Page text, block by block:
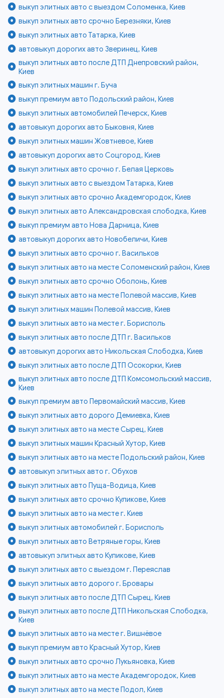
выкуп элитных авто с выездом Соломенка, Киев
выкуп элитных авто срочно Березняки, Киев
выкуп элитных авто Татарка, Киев
автовыкуп дорогих авто Зверинец, Киев
выкуп элитных авто после ДТП Днепровский район,
Киев
выкуп элитных машин г. Буча
выкуп премиум авто Подольский район, Киев
выкуп элитных автомобилей Печерск, Киев
автовыкуп дорогих авто Быковня, Киев
выкуп элитных машин Жовтневое, Киев
автовыкуп дорогих авто Соцгород, Киев
выкуп элитных авто срочно г. Белая Церковь
выкуп элитных авто с выездом Татарка, Киев
выкуп элитных авто срочно Академгородок, Киев
выкуп элитных авто Александровская слободка, Киев
выкуп премиум авто Нова Дарница, Киев
автовыкуп дорогих авто Новобеличи, Киев
выкуп элитных авто срочно г. Васильков
выкуп элитных авто на месте Соломенский район, Киев
выкуп элитных авто срочно Оболонь, Киев
выкуп элитных авто на месте Полевой массив, Киев
выкуп элитных машин Полевой массив, Киев
выкуп элитных авто на месте г. Борисполь
выкуп элитных авто после ДТП г. Васильков
автовыкуп дорогих авто Никольская Слободка, Киев
выкуп элитных авто после ДТП Осокорки, Киев
выкуп элитных авто после ДТП Комсомольский массив,
Киев
выкуп премиум авто Первомайский массив, Киев
выкуп элитных авто дорого Демиевка, Киев
выкуп элитных авто на месте Сырец, Киев
выкуп элитных машин Красный Хутор, Киев
выкуп элитных авто на месте Подольский район, Киев
автовыкуп элитных авто г. Обухов
выкуп элитных авто Пуща-Водица, Киев
выкуп элитных авто срочно Куликове, Киев
выкуп элитных авто на месте г. Киев
выкуп элитных автомобилей г. Борисполь
выкуп элитных авто Ветряные горы, Киев
автовыкуп элитных авто Куликове, Киев
выкуп элитных авто с выездом г. Переяслав
выкуп элитных авто дорого г. Бровары
выкуп элитных авто после ДТП Сырец, Киев
выкуп элитных авто после ДТП Никольская Слободка,
Киев
выкуп элитных авто на месте г. Вишнёвое
выкуп премиум авто Красный Хутор, Киев
выкуп элитных авто срочно Лукьяновка, Киев
выкуп элитных авто на месте Академгородок, Киев
выкуп элитных авто на месте Подол, Киев